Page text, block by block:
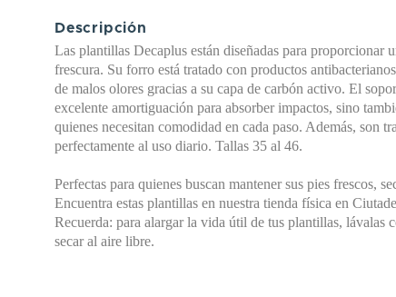
Descripción
Las plantillas Decaplus están diseñadas para proporcionar
frescura. Su forro está tratado con productos
de malos olores gracias a su capa de carbón activo. El
excelente amortiguación para absorber impactos, sino
quienes necesitan comodidad en cada paso. Además, son
perfectamente al uso diario. Tallas 35 al 46.
Perfectas para quienes buscan mantener sus pies frescos,
Encuentra estas plantillas en nuestra tienda física en
Recuerda: para alargar la vida útil de tus plantillas, lávalas
secar al aire libre.